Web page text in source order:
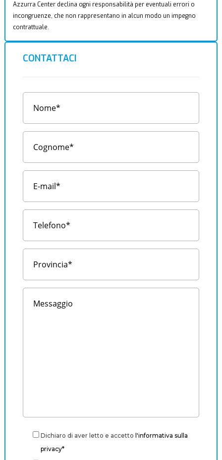
Azzurra Center declina ogni responsabilità per eventuali errori o
incongruenze, che non rappresentano in alcun modo un impegno
contrattuale.
CONTATTACI
Dichiaro di aver letto e accetto l'informativa sulla
privacy*